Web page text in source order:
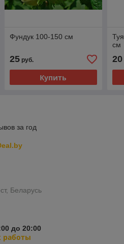
Фундук 100-150 см
25руб.
Купить
см
20
за год
Беларусь
до 20:00
работы